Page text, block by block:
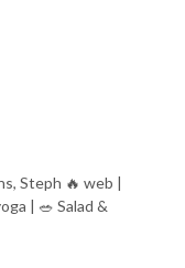
Steph 🔥 web |
| 🥗 Salad &